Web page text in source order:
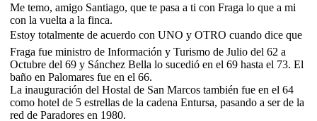
Me temo, amigo Santiago, que te pasa a ti con Fraga lo que a mi
con la vuelta a la finca.
Estoy totalmente de acuerdo con UNO y OTRO cuando dice que
Fraga fue ministro de Información y Turismo de Julio del 62 a
Octubre del 69 y Sánchez Bella lo sucedió en el 69 hasta el 73. El
baño en Palomares fue en el 66.
La inauguración del Hostal de San Marcos también fue en el 64
como hotel de 5 estrellas de la cadena Entursa, pasando a ser de la
red de Paradores en 1980.